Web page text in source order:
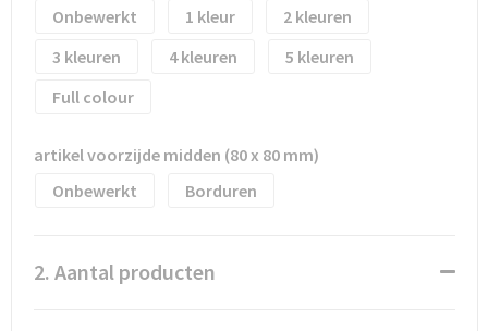
Onbewerkt
1
2
3
4
5
Full colour
artikel voorzijde midden (80 x 80 mm)
Onbewerkt
Borduren
2. Aantal producten